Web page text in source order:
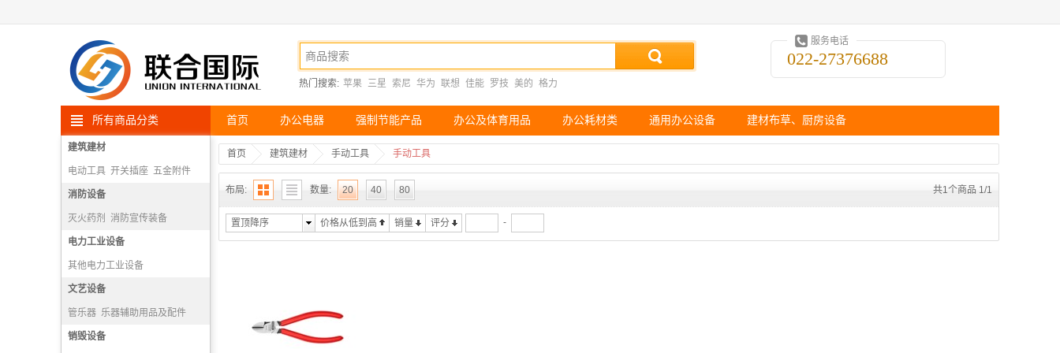
热门搜索: 苹果 三星 索尼 华为 联想 佳能 罗技 美的 格力
服务电话
022-27376688
所有商品分类 首页 办公电器 强制节能产品 办公及体育用品 办公耗材类 通用办公设备 建材布草、厨房设备
建筑建材
电动工具 开关插座 五金附件
高空安防用品
消防设备
灭火药剂 消防宣传装备
消防报警机
隔绝式正压氧气呼吸器
电力工业设备
其他电力工业设备
文艺设备
管乐器 乐器辅助用品及配件
打击乐器
销毁设备
首页 建筑建材 手动工具 手动工具
布局: 数量: 20 40 80 共1个商品 1/1
置顶降序 价格从低到高 销量 评分 -